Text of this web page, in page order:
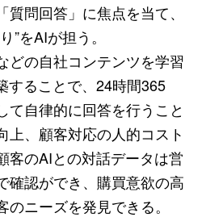
問回答」に焦点を当て、
”をAIが担う。
どの自社コンテンツを学習
することで、24時間365
て自律的に回答を行うこと
上、顧客対応の人的コスト
客のAIとの対話データは営
確認ができ、購買意欲の高
ニーズを発見できる。